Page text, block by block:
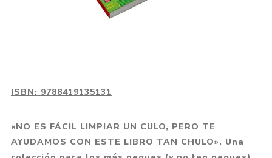
ISBN: 9788419135131
«NO ES FÁCIL LIMPIAR UN CULO, PERO TE
AYUDAMOS CON ESTE LIBRO TAN CHULO». Una